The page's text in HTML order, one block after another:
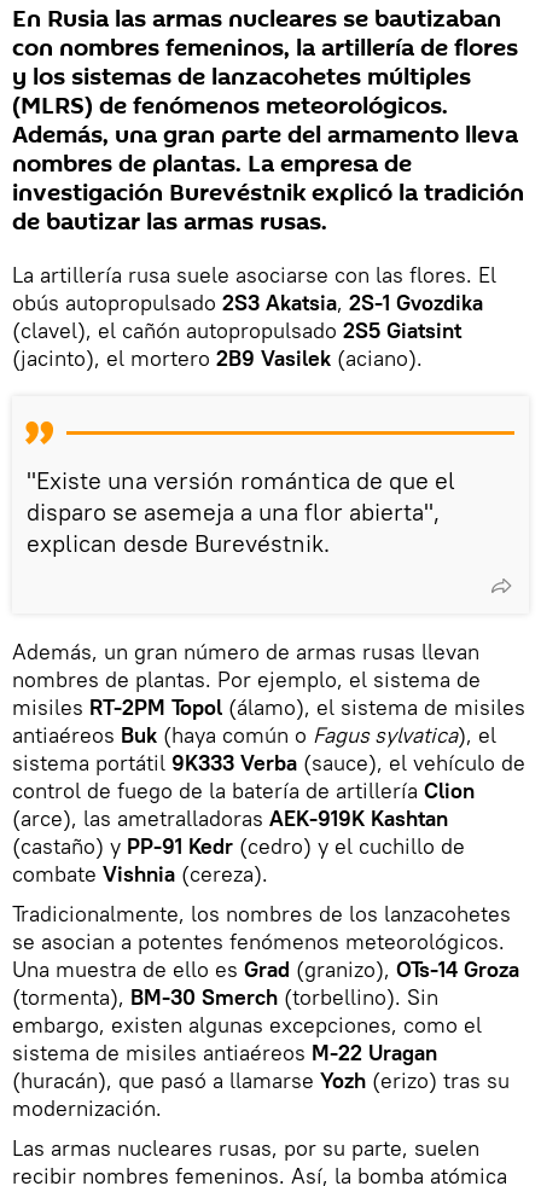
En Rusia las armas nucleares se bautizaban
con nombres femeninos, la artillería de flores
y los sistemas de lanzacohetes múltiples
(MLRS) de fenómenos meteorológicos.
Además, una gran parte del armamento lleva
nombres de plantas. La empresa de
investigación Burevéstnik explicó la tradición
de bautizar las armas rusas.
La artillería rusa suele asociarse con las flores. El
obús autopropulsado 2S3 Akatsia, 2S-1 Gvozdika
(clavel), el cañón autopropulsado 2S5 Giatsint
(jacinto), el mortero 2B9 Vasilek (aciano).
"Existe una versión romántica de que el
disparo se asemeja a una flor abierta",
explican desde Burevéstnik.
Además, un gran número de armas rusas llevan
nombres de plantas. Por ejemplo, el sistema de
misiles RT-2PM Topol (álamo), el sistema de misiles
antiaéreos Buk (haya común o Fagus sylvatica), el
sistema portátil 9K333 Verba (sauce), el vehículo de
control de fuego de la batería de artillería Clion
(arce), las ametralladoras AEK-919K Kashtan
(castaño) y PP-91 Kedr (cedro) y el cuchillo de
combate Vishnia (cereza).
Tradicionalmente, los nombres de los lanzacohetes
se asocian a potentes fenómenos meteorológicos.
Una muestra de ello es Grad (granizo), OTs-14 Groza
(tormenta), BM-30 Smerch (torbellino). Sin
embargo, existen algunas excepciones, como el
sistema de misiles antiaéreos M-22 Uragan
(huracán), que pasó a llamarse Yozh (erizo) tras su
modernización.
Las armas nucleares rusas, por su parte, suelen
recibir nombres femeninos. Así, la bomba atómica